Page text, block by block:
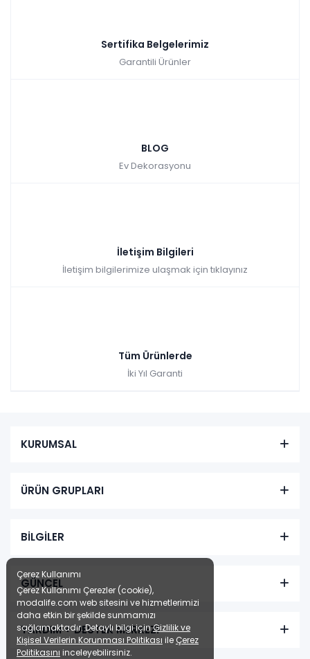
Sertifika Belgelerimiz
Garantili Ürünler
BLOG
Ev Dekorasyonu
İletişim Bilgileri
İletişim bilgilerimize ulaşmak için tıklayınız
Tüm Ürünlerde
İki Yıl Garanti
KURUMSAL
ÜRÜN GRUPLARI
BİLGİLER
GÜNCEL
YARDIM + DESTEK MERKEZİ
Çerez Kullanımı
Çerez Kullanımı Çerezler (cookie),
modalife.com web sitesini ve hizmetlerimizi
daha etkin bir şekilde sunmamızı
sağlamaktadır. Detaylı bilgi içinGizlilik ve
Kişisel Verilerin Korunması Politikası ile Çerez
Politikasını inceleyebilirsiniz.